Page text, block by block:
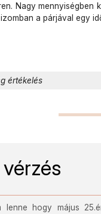
Nagy mennyiségben
a párjával egy
értékelés
lenne hogy május